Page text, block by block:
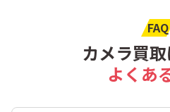
FAQ
カメラ買
よくあ